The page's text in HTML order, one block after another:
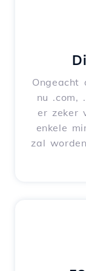
Ongeacht
nu .com,
er zeker
enkele
zal